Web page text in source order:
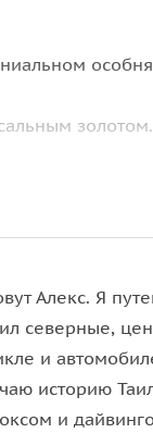
золотом.
Пхо Чаема;
и полуостров
Алекс. Я
северные,
и
историю
и